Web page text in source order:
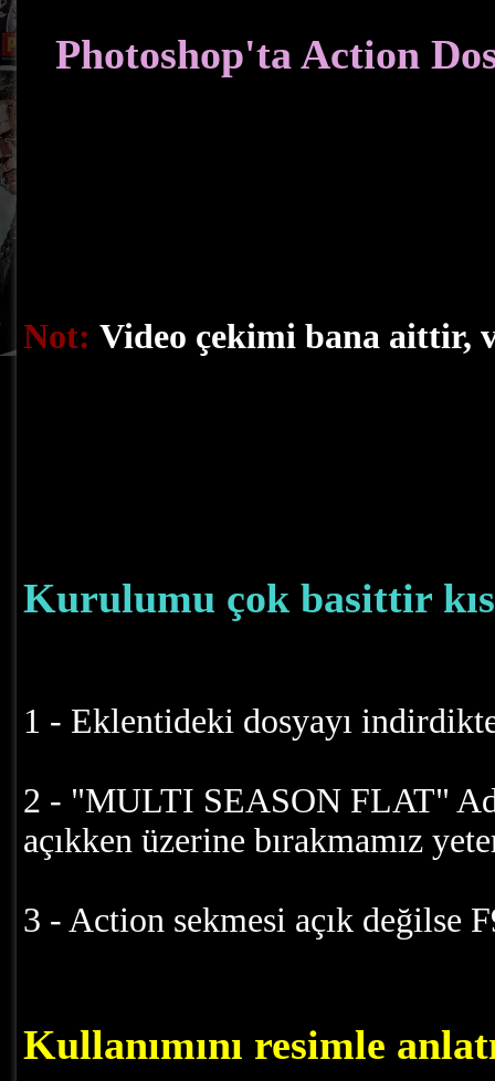
Photoshop'ta Action
Not: Video çekimi bana aittir,
Kurulumu çok basittir
1 - Eklentideki dosyayı
2 - "MULTI SEASON FLAT"
açıkken üzerine bırakmamız
3 - Action sekmesi açık değilse
Kullanımını resimle